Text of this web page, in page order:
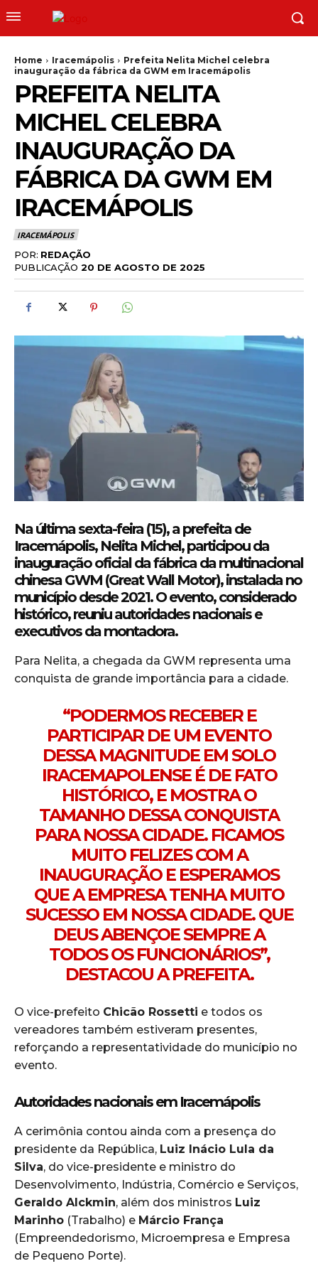
Home Iracemápolis
Prefeita Nelita Michel celebra
inauguração da fábrica da GWM em Iracemápolis
PREFEITA NELITA
MICHEL CELEBRA
INAUGURAÇÃO DA
FÁBRICA DA GWM EM
IRACEMÁPOLIS
IRACEMÁPOLIS
POR: REDAÇÃO
PUBLICAÇÃO 20 DE AGOSTO DE 2025
Na última sexta-feira (15), a prefeita de
Iracemápolis, Nelita Michel, participou da
inauguração oficial da fábrica da multinacional
chinesaGWM (Great Wall Motor), instalada no
município desde 2021. O evento, considerado
histórico, reuniu autoridades nacionais e
executivos da montadora.
Para Nelita, a chegada da GWM representa uma
conquista de grande importância para a cidade.
“PODERMOS RECEBER E
PARTICIPAR DE UM EVENTO
DESSA MAGNITUDE EM SOLO
IRACEMAPOLENSE É DE FATO
HISTÓRICO, E MOSTRA O
TAMANHO DESSA CONQUISTA
PARA NOSSA CIDADE. FICAMOS
MUITO FELIZES COM A
INAUGURAÇÃO E ESPERAMOS
QUE A EMPRESA TENHA MUITO
SUCESSO EM NOSSA CIDADE. QUE
DEUS ABENÇOE SEMPRE A
TODOS OS FUNCIONÁRIOS”,
DESTACOU A PREFEITA.
O vice-prefeito Chicão Rossetti e todos os
vereadores também estiveram presentes,
reforçando a representatividade do município no
evento.
Autoridades nacionais em Iracemápolis
A cerimônia contou ainda com a presença do
presidente da República, Luiz Inácio Lula da
Silva, do vice-presidente e ministro do
Desenvolvimento, Indústria, Comércio e Serviços,
Geraldo Alckmin, além dos ministros Luiz
Marinho (Trabalho) e Márcio França
(Empreendedorismo, Microempresa e Empresa
de Pequeno Porte).